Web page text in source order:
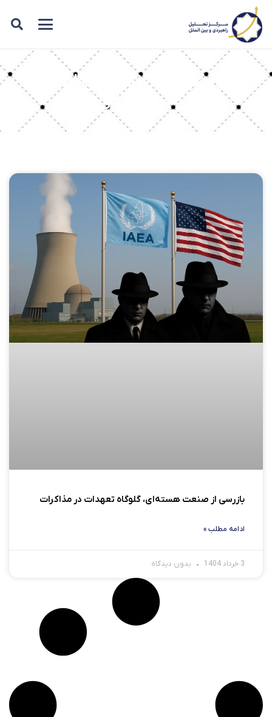
برچسب: آژانس بین‌الملل
انرژی اتمی
بازرسی از صنعت هسته‌ای، گلوگاه تعهدات در مذاکرات
ادامه مطلب »
3 خرداد 1404 بدون دیدگاه